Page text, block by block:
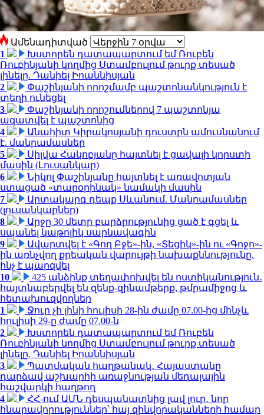
Ամենադիտված
1
Խստորեն դատապարտում եմ Ռուբեն
Ռուբինյանի կողմից Ստամբուլում թուրք տեսած
լինելը. Դանիել Իոաննիսյան
2
Փաշինյանի որոշմամբ պաշտոնանկություն է
տեղի ունեցել
3
Փաշինյանի որոշումներով 7 պաշտոնյա
ազատվել է պաշտոնից
4
Անահիտ Կիրակոսյանի դուստրն ամուսնանում
է. մանրամասներ
5
Սիլվա Հակոբյանը հայտնել է ցավալի կորստի
մասին (Լուսանկար)
6
Նիկոլ Փաշինյանը հայտնել է առավոտյան
ստացած «տարօրինակ» նամակի մասին
7
Արտակարգ դեպք Սևանում. Մանրամասներ
(լուսանկարներ)
8
Արջը 30 մետր բարձրությունից ցած է գցել և
սպանել կաթոլիկ սարկավագին
9
Ավարտվել է «Գող Բջե»-ին, «Տեցիկ»-ին ու «Գոջո»-
ին առնչվող քրեական վարույթի նախաքննությունը.
ինչ է պարզվել
10
425 անձինք տեղափոխվել են ոստիկանություն․
հայտնաբերվել են զենք-զինամթերք, թմրամիջոց և
հետախուզվողներ
1
Ջուր չի լինի հուլիսի 28-ին ժամը 07.00-ից մինչև
հուլիսի 29-ը ժամը 07.00-ն
2
Խստորեն դատապարտում եմ Ռուբեն
Ռուբինյանի կողմից Ստամբուլում թուրք տեսած
լինելը. Դանիել Իոաննիսյան
3
Պատմական հաղթանակ․ Հայաստանը
դարձավ աշխարհի առաջնության մեդալային
հաշվարկի հաղթող
4
ՀՀ-ում ԱՄՆ դեսպանատնից լավ լուր․ նոր
հնարավորություններ՝ հայ զինվորականների համար